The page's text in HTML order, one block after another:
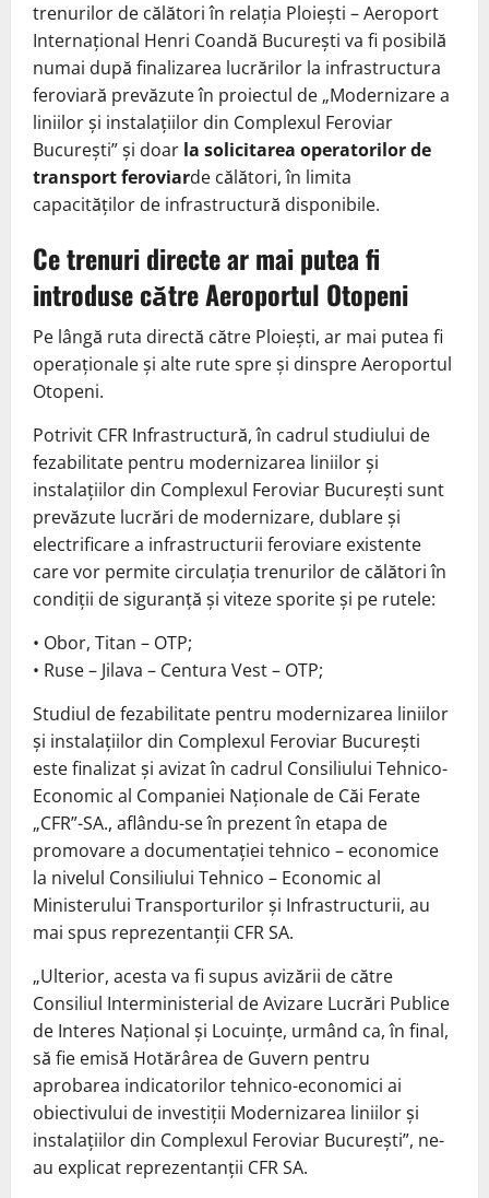
trenurilor de călători în relația Ploiești – Aeroport
Internațional Henri Coandă București va fi posibilă
numai după finalizarea lucrărilor la infrastructura
feroviară prevăzute în proiectul de „Modernizare a
liniilor și instalațiilor din Complexul Feroviar
București” și doar la solicitarea operatorilor de
transport feroviarde călători, în limita
capacităților de infrastructură disponibile.
Ce trenuri directe ar mai putea fi
introduse către Aeroportul Otopeni
Pe lângă ruta directă către Ploiești, ar mai putea fi
operaționale și alte rute spre și dinspre Aeroportul
Otopeni.
Potrivit CFR Infrastructură, în cadrul studiului de
fezabilitate pentru modernizarea liniilor și
instalațiilor din Complexul Feroviar București sunt
prevăzute lucrări de modernizare, dublare și
electrificare a infrastructurii feroviare existente
care vor permite circulația trenurilor de călători în
condiții de siguranță și viteze sporite și pe rutele:
• Obor, Titan – OTP;
• Ruse – Jilava – Centura Vest – OTP;
Studiul de fezabilitate pentru modernizarea liniilor
și instalațiilor din Complexul Feroviar București
este finalizat și avizat în cadrul Consiliului Tehnico-
Economic al Companiei Naționale de Căi Ferate
„CFR”-SA., aflându-se în prezent în etapa de
promovare a documentației tehnico – economice
la nivelul Consiliului Tehnico – Economic al
Ministerului Transporturilor și Infrastructurii, au
mai spus reprezentanții CFR SA.
„Ulterior, acesta va fi supus avizării de către
Consiliul Interministerial de Avizare Lucrări Publice
de Interes Național și Locuințe, urmând ca, în final,
să fie emisă Hotărârea de Guvern pentru
aprobarea indicatorilor tehnico-economici ai
obiectivului de investiții Modernizarea liniilor și
instalațiilor din Complexul Feroviar București”, ne-
au explicat reprezentanții CFR SA.